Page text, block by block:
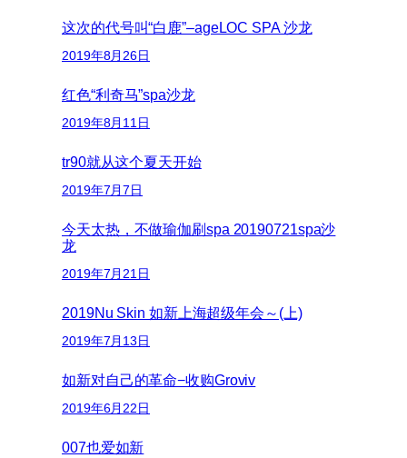
这次的代号叫“白鹿”–ageLOC SPA 沙龙
2019年8月26日
红色“利奇马”spa沙龙
2019年8月11日
tr90就从这个夏天开始
2019年7月7日
今天太热，不做瑜伽刷spa 20190721spa沙
龙
2019年7月21日
2019Nu Skin 如新上海超级年会～(上)
2019年7月13日
如新对自己的革命−收购Groviv
2019年6月22日
007也爱如新